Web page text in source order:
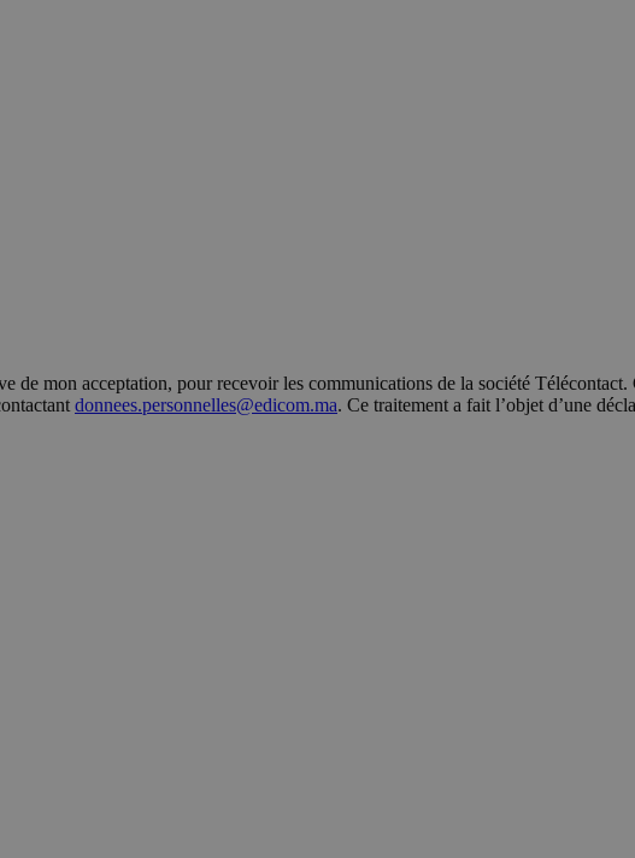
de mon acceptation, pour recevoir les communications de la société
donnees.personnelles@edicom.ma. Ce traitement a fait l’objet d’une